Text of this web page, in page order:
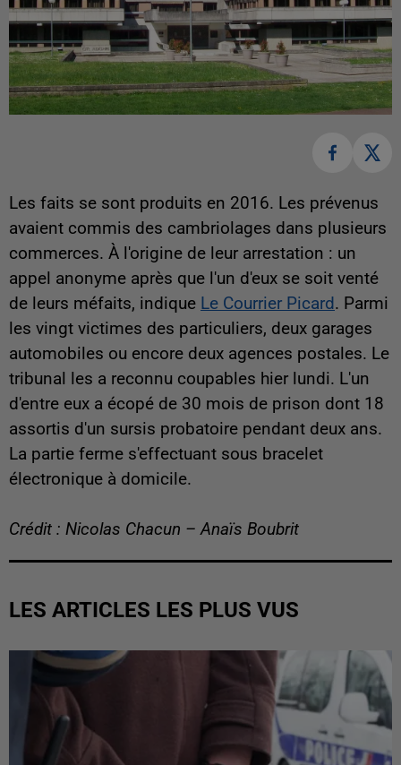
Les faits se sont produits en 2016. Les prévenus
avaient commis des cambriolages dans plusieurs
commerces. À l'origine de leur arrestation : un
appel anonyme après que l'un d'eux se soit venté
de leurs méfaits, indique Le Courrier Picard. Parmi
les vingt victimes des particuliers, deux garages
automobiles ou encore deux agences postales. Le
tribunal les a reconnu coupables hier lundi. L'un
d'entre eux a écopé de 30 mois de prison dont 18
assortis d'un sursis probatoire pendant deux ans.
La partie ferme s'effectuant sous bracelet
électronique à domicile.
Crédit : Nicolas Chacun – Anaïs Boubrit
LES ARTICLES LES PLUS VUS